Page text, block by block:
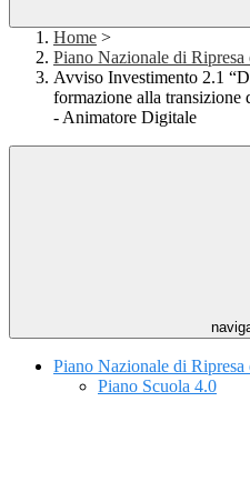
Home >
Piano Nazionale di
Avviso Investimento 2.1
formazione alla transizione
- Animatore Digitale
Piano Nazionale di
Piano Scuola 4.0